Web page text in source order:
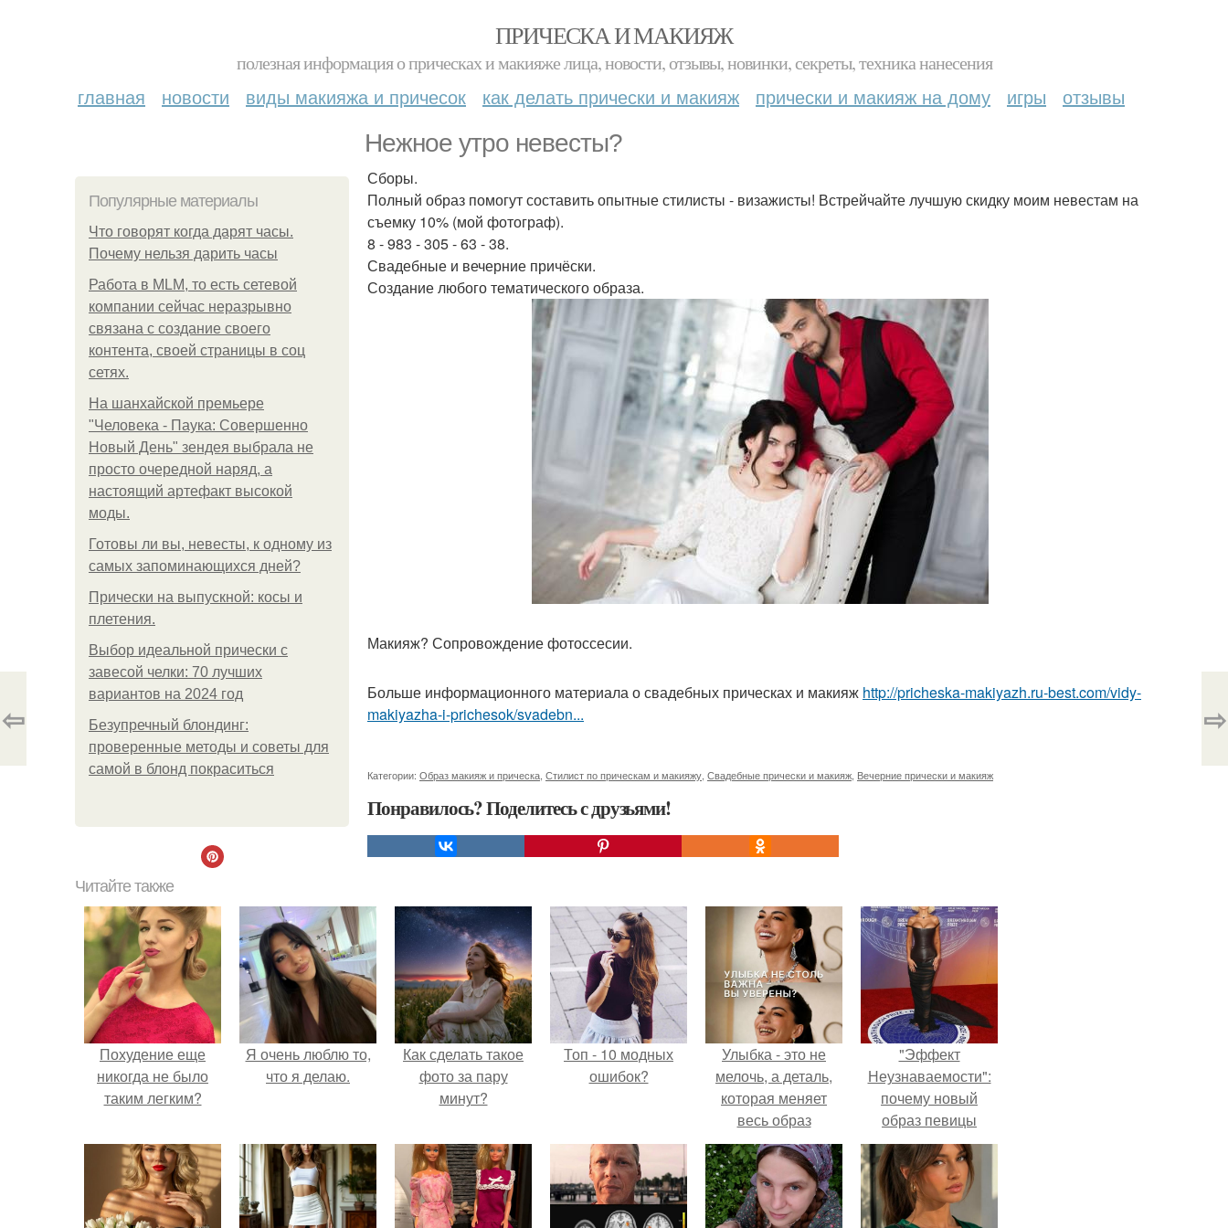
ПРИЧЕСКА И МАКИЯЖ
полезная информация о прическах и макияже лица, новости, отзывы, новинки, секреты, техника нанесения
главная новости виды макияжа и причесок как делать прически и макияж прически и макияж на дому игры отзывы
Нежное утро невесты?
Популярные материалы
Что говорят когда дарят часы.
Почему нельзя дарить часы
Работа в MLM, то есть сетевой
компании сейчас неразрывно
связана с создание своего
контента, своей страницы в соц
сетях.
На шанхайской премьере
"Человека - Паука: Совершенно
Новый День" зендея выбрала не
просто очередной наряд, а
настоящий артефакт высокой
моды.
Готовы ли вы, невесты, к одному из
самых запоминающихся дней?
Прически на выпускной: косы и
плетения.
Выбор идеальной прически с
завесой челки: 70 лучших
вариантов на 2024 год
Безупречный блондинг:
проверенные методы и советы для
самой в блонд покраситься
Сборы.
Полный образ помогут составить опытные стилисты - визажисты! Встрейчайте лучшую скидку моим невестам на
съемку 10% (мой фотограф).
8 - 983 - 305 - 63 - 38.
Свадебные и вечерние причёски.
Создание любого тематического образа.
Макияж? Сопровождение фотоссесии.
Больше информационного материала о свадебных прическах и макияж http://pricheska-makiyazh.ru-best.com/vidy-
makiyazha-i-prichesok/svadebn...
Категории: Образ макияж и прическа Стилист по прическам и макияжу Свадебные прически и макияж Вечерние прически и макияж
Понравилось? Поделитесь с друзьями!
⇦ ⇨
Читайте также
Похудение еще
никогда не было
таким легким?
Я очень люблю то,
что я делаю.
Как сделать такое
фото за пару
минут?
Топ - 10 модных
ошибок?
Улыбка - это не
мелочь, а деталь,
которая меняет
весь образ
человека.
"Эффект
Неузнаваемости":
почему новый
образ певицы
вызвал споры о
гранях
возможного?